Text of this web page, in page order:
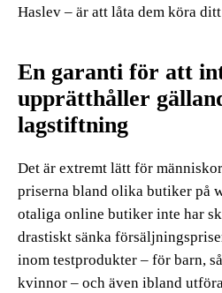
Haslev – är att låta dem köra
En garanti för att
upprätthåller
lagstiftning
Det är extremt lätt för
priserna bland olika butiker på
otaliga online butiker inte har
drastiskt sänka
inom testprodukter – för barn,
kvinnor – och även ibland